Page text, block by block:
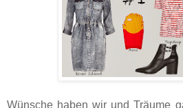
Wünsche haben wir und Träume